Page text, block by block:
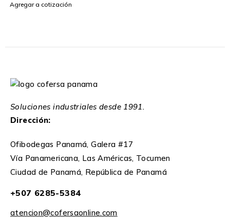
Agregar a cotización
Soluciones industriales desde 1991.
Dirección:
Ofibodegas Panamá, Galera #17
Vía Panamericana, Las Américas, Tocumen
Ciudad de Panamá, República de Panamá
+507 6285-5384
atencion@cofersaonline.com